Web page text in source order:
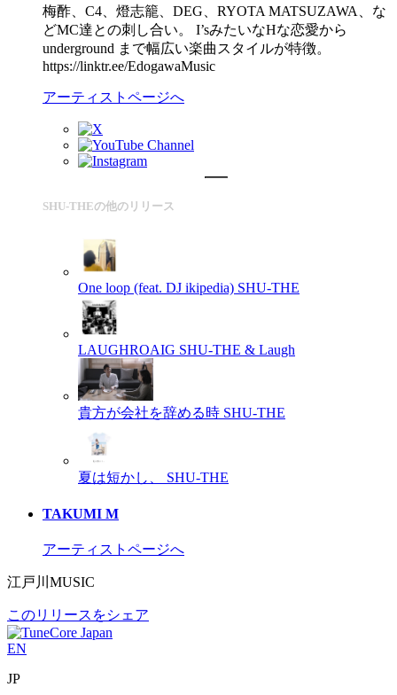
梅酢、C4、燈志籠、DEG、RYOTA MATSUZAWA、な
どMC達との刺し合い。 I’sみたいなHな恋愛から
underground まで幅広い楽曲スタイルが特徴。
https://linktr.ee/EdogawaMusic
アーティストページへ
SHU-THEの他のリリース
One loop (feat. DJ ikipedia) SHU-THE
LAUGHROAIG SHU-THE & Laugh
貴方が会社を辞める時 SHU-THE
夏は短かし、 SHU-THE
TAKUMI M
アーティストページへ
江戸川MUSIC
このリリースをシェア
EN
JP